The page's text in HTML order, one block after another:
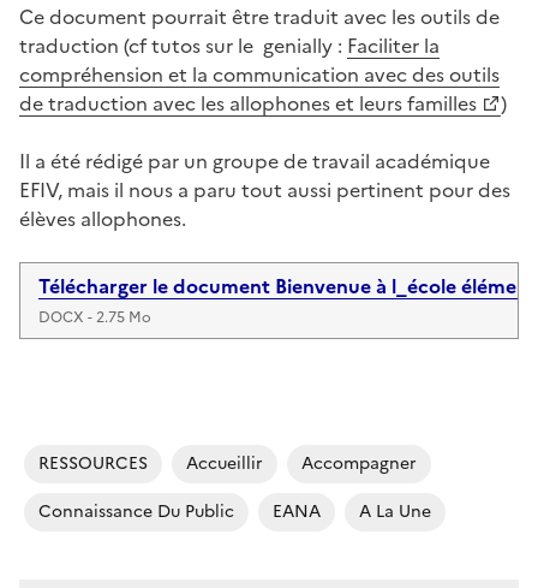
Ce document pourrait être traduit avec les outils de
traduction (cf tutos sur le genially : Faciliter la
compréhension et la communication avec des outils
de traduction avec les allophones et leurs familles
)
Il a été rédigé par un groupe de travail académique
EFIV, mais il nous a paru tout aussi pertinent pour des
élèves allophones.
Télécharger le document Bienvenue à l_école
DOCX - 2.75 Mo
RESSOURCES Accueillir
Accompagner
Connaissance Du Public
EANA A La Une